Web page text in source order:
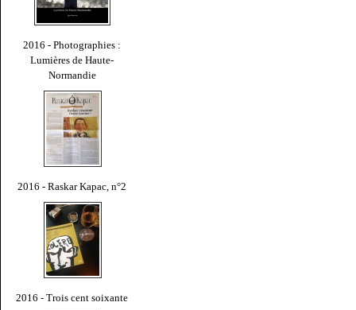
2016 - Photographies :
Lumières de Haute-
Normandie
2016 - Raskar Kapac, n°2
2016 - Trois cent soixante